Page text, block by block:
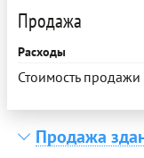
Продажа
Расходы
Стоимость продажи
Продажа